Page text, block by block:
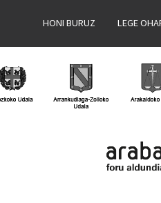
HONI BURUZ LEGE